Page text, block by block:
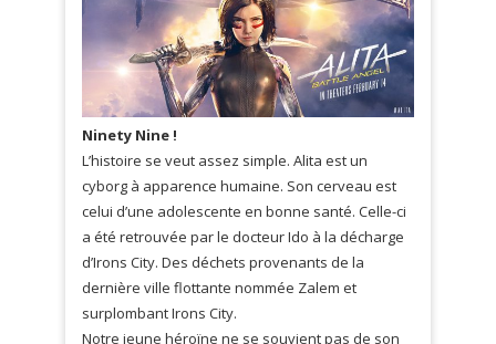
Ninety Nine !
L’histoire se veut assez simple. Alita est un
cyborg à apparence humaine. Son cerveau est
celui d’une adolescente en bonne santé. Celle-ci
a été retrouvée par le docteur Ido à la décharge
d’Irons City. Des déchets provenants de la
dernière ville flottante nommée Zalem et
surplombant Irons City.
Notre jeune héroïne ne se souvient pas de son